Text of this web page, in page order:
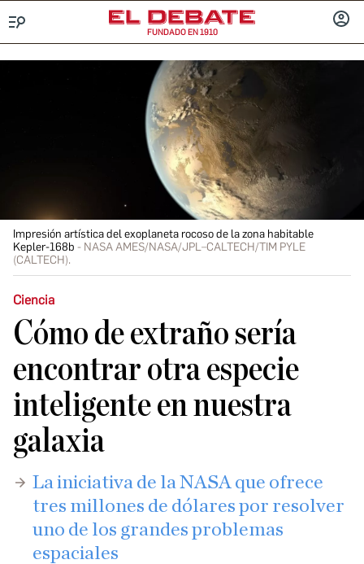
FUNDADO EN 1910
Impresión artística del exoplaneta rocoso de la zona habitable
Kepler-168b
NASA AMES/NASA/JPL–CALTECH/TIM PYLE
(CALTECH).
Ciencia
Cómo de extraño sería
encontrar otra especie
inteligente en nuestra
galaxia
La iniciativa de la NASA que ofrece
tres millones de dólares por resolver
uno de los grandes problemas
espaciales